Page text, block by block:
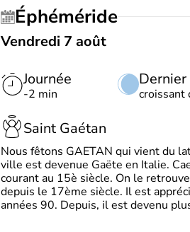
Éphéméride
Vendredi 7 août
Journée
-2 min
Dernier
croissant
Saint Gaétan
Nous fêtons GAETAN qui vient du
ville est devenue Gaëte en Italie.
courant au 15è siècle. On le
depuis le 17ème siècle. Il est
années 90. Depuis, il est devenu